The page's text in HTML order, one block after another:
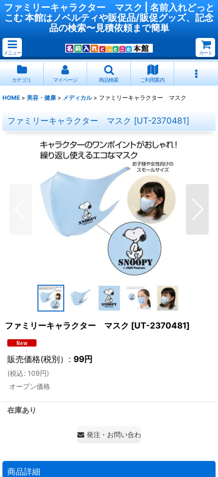
ファミリーキャラクター マスク | 名前入れどっと
こむ 本館はノベルティや販促品/販促グッズ、記念
品の検索〜見積依頼まで簡単
メニュー カート
カテゴリ マイページ 商品検索 ご利用案内
HOME > 美容・健康 > メディカル > ファミリーキャラクター マスク
ファミリーキャラクター マスク [UT-2370481]
ファミリーキャラクター マスク [UT-2370481]
販売価格(税別） : 99円
(税込: 109円)
オープン価格
在庫あり
発注・お問い合わせ・見積もり依頼
商品詳細